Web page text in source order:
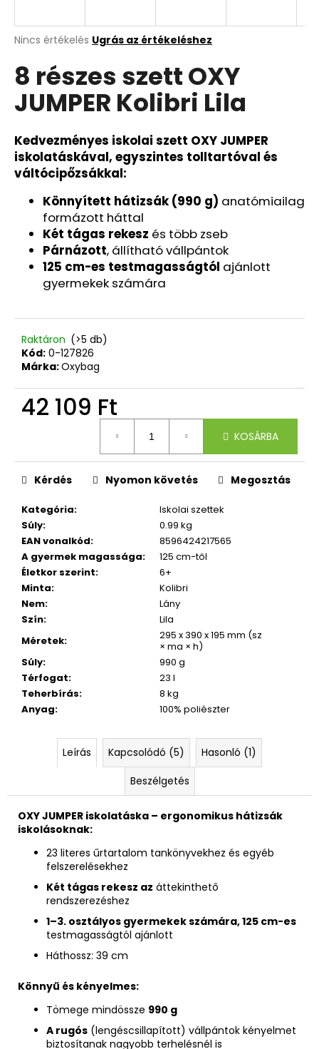
A
átlagos
értékelése
5-
ből
csillag.
Nincs értékelés Ugrás az értékeléshez
8 részes szett OXY
JUMPER Kolibri Lila
Kedvezményes iskolai szett OXY JUMPER
iskolatáskával, egyszintes tolltartóval és
váltócipőzsákkal:
Könnyített hátizsák (990 g) anatómiailag
formázott háttal
Két tágas rekesz és több zseb
Párnázott, állítható vállpántok
125 cm-es testmagasságtól ajánlott
gyermekek számára
Raktáron (>5 db)
Kód: 0-127826
Márka:Oxybag
42 109 Ft
KOSÁRBA
Kategória:
Iskolai szettek
Súly:
0.99 kg
EAN vonalkód:
8596424217565
A gyermek magassága:
125 cm-től
Életkor szerint:
6+
Minta:
Kolibri
Nem:
Lány
Szín:
Lila
Méretek:
295 x 390 x 195 mm (sz
× ma × h)
Súly:
990 g
Térfogat:
23 l
Teherbírás:
8 kg
Anyag: 100% poliészter
Kérdés Nyomon követés Megosztás
Leírás Kapcsolódó (5)
Hasonló (1)
Beszélgetés
OXY JUMPER iskolatáska – ergonomikus hátizsák
iskolásoknak:
23 literes űrtartalom tankönyvekhez és egyéb
felszerelésekhez
Két tágas rekesz az áttekinthető
rendszerezéshez
1–3. osztályos gyermekek számára, 125 cm-es
testmagasságtól ajánlott
Háthossz: 39 cm
Könnyű és kényelmes:
Tömege mindössze 990 g
A rugós (lengéscsillapított) vállpántok kényelmet
biztosítanak nagyobb terhelésnél is
A
á
n
l
u
k
RÖVID
KULCSTARTÓ
KARABINERREL
REBEL
720